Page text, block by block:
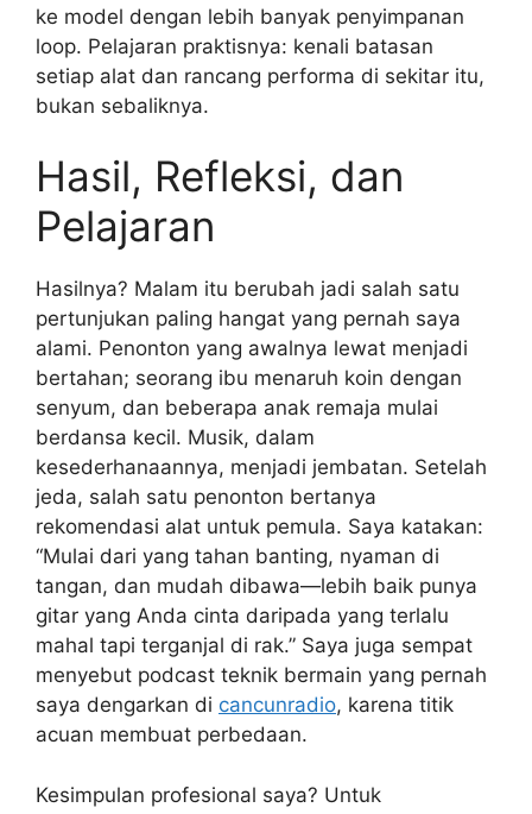
ke model dengan lebih banyak penyimpanan
loop. Pelajaran praktisnya: kenali batasan
setiap alat dan rancang performa di sekitar itu,
bukan sebaliknya.
Hasil, Refleksi, dan
Pelajaran
Hasilnya? Malam itu berubah jadi salah satu
pertunjukan paling hangat yang pernah saya
alami. Penonton yang awalnya lewat menjadi
bertahan; seorang ibu menaruh koin dengan
senyum, dan beberapa anak remaja mulai
berdansa kecil. Musik, dalam
kesederhanaannya, menjadi jembatan. Setelah
jeda, salah satu penonton bertanya
rekomendasi alat untuk pemula. Saya katakan:
“Mulai dari yang tahan banting, nyaman di
tangan, dan mudah dibawa—lebih baik punya
gitar yang Anda cinta daripada yang terlalu
mahal tapi terganjal di rak.” Saya juga sempat
menyebut podcast teknik bermain yang pernah
saya dengarkan di cancunradio, karena titik
acuan membuat perbedaan.
Kesimpulan profesional saya? Untuk